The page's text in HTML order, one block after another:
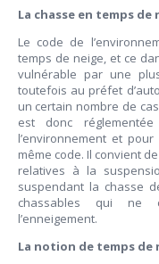
La chasse en temps de
Le code de
temps de neige, et ce
vulnérable par une
toutefois au préfet
un certain nombre de
est donc
l’environnement et pour
même code. Il convient
relatives à la
suspendant la chasse
chassables qui ne
l’enneigement.
La notion de temps de